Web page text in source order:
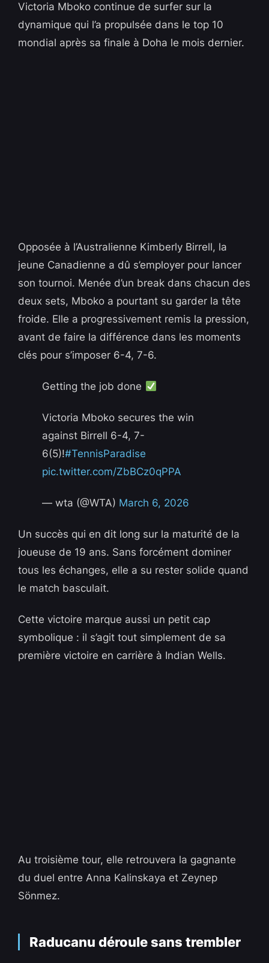
Victoria Mboko continue de surfer sur la
dynamique qui l’a propulsée dans le top 10
mondial après sa finale à Doha le mois dernier.
Opposée à l’Australienne Kimberly Birrell, la
jeune Canadienne a dû s’employer pour lancer
son tournoi. Menée d’un break dans chacun des
deux sets, Mboko a pourtant su garder la tête
froide. Elle a progressivement remis la pression,
avant de faire la différence dans les moments
clés pour s’imposer 6-4, 7-6.
Getting the job done
Victoria Mboko secures the win
against Birrell 6-4, 7-
6(5)!#TennisParadise
pic.twitter.com/ZbBCz0qPPA
— wta (@WTA) March 6, 2026
Un succès qui en dit long sur la maturité de la
joueuse de 19 ans. Sans forcément dominer
tous les échanges, elle a su rester solide quand
le match basculait.
Cette victoire marque aussi un petit cap
symbolique : il s’agit tout simplement de sa
première victoire en carrière à Indian Wells.
Au troisième tour, elle retrouvera la gagnante
du duel entre Anna Kalinskaya et Zeynep
Sönmez.
Raducanu déroule sans trembler